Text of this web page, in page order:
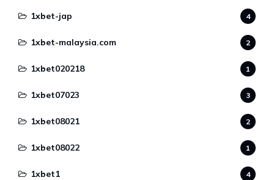
1xbet-jap 4
1xbet-malaysia.com 2
1xbet020218 1
1xbet07023 3
1xbet08021 2
1xbet08022 1
1xbet1 4